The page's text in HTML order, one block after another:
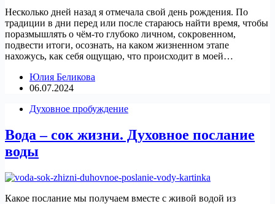
Несколько дней назад я отмечала свой день рождения. По
традиции в дни перед или после стараюсь найти время, чтобы
поразмышлять о чём-то глубоко личном, сокровенном,
подвести итоги, осознать, на каком жизненном этапе
нахожусь, как себя ощущаю, что происходит в моей…
Юлия Беликова
06.07.2024
Духовное пробуждение
Вода – сок жизни. Духовное послание
воды
Какое послание мы получаем вместе с живой водой из